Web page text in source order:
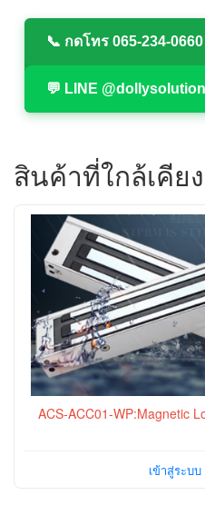
📞 กดโทร 065-234-0660
💬 LINE
สินค้าที่ใกล้เคีย
ACS-ACC01-WP:Magnetic
เข้าสู่ระบบ